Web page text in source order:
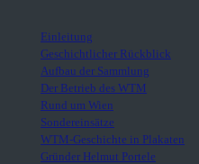
Einleitung
Geschichtlicher Rückblick
Aufbau der Sammlung
Der Betrieb des WTM
Rund um Wien
Sondereinsätze
WTM-Geschichte in Plakaten
Gründer Helmut Portele